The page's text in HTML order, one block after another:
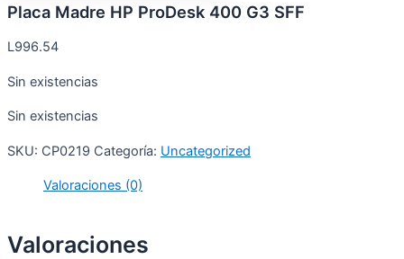
Placa Madre HP ProDesk 400 G3 SFF
L996.54
Sin existencias
Sin existencias
SKU: CP0219 Categoría: Uncategorized
Valoraciones (0)
Valoraciones